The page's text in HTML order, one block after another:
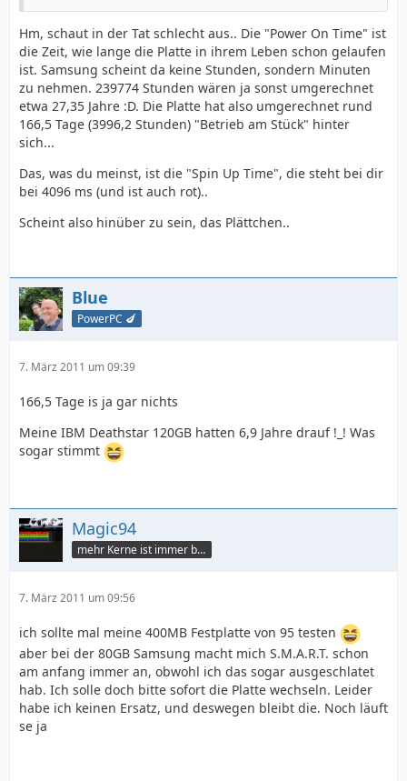
Hm, schaut in der Tat schlecht aus.. Die "Power On Time" ist
die Zeit, wie lange die Platte in ihrem Leben schon gelaufen
ist. Samsung scheint da keine Stunden, sondern Minuten
zu nehmen. 239774 Stunden wären ja sonst umgerechnet
etwa 27,35 Jahre :D. Die Platte hat also umgerechnet rund
166,5 Tage (3996,2 Stunden) "Betrieb am Stück" hinter
sich...
Das, was du meinst, ist die "Spin Up Time", die steht bei dir
bei 4096 ms (und ist auch rot)..
Scheint also hinüber zu sein, das Plättchen..
Blue
PowerPC 🍆
7. März 2011 um 09:39
166,5 Tage is ja gar nichts
Meine IBM Deathstar 120GB hatten 6,9 Jahre drauf !_! Was
sogar stimmt
Magic94
mehr Kerne ist immer besser
7. März 2011 um 09:56
ich sollte mal meine 400MB Festplatte von 95 testen
aber bei der 80GB Samsung macht mich S.M.A.R.T. schon
am anfang immer an, obwohl ich das sogar ausgeschlatet
hab. Ich solle doch bitte sofort die Platte wechseln. Leider
habe ich keinen Ersatz, und deswegen bleibt die. Noch läuft
se ja